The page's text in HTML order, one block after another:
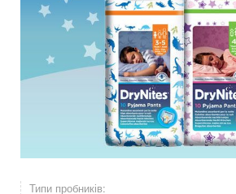
Типи пробників: